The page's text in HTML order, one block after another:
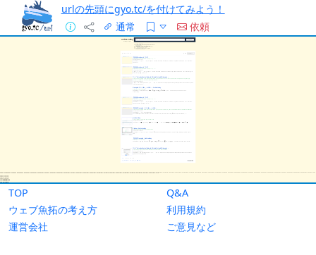
urlの先頭にgyo.tc/を付けてみよう！
通常
依頼
TOP
Q&A
ウェブ魚拓の考え方
利用規約
運営会社
ご意見など